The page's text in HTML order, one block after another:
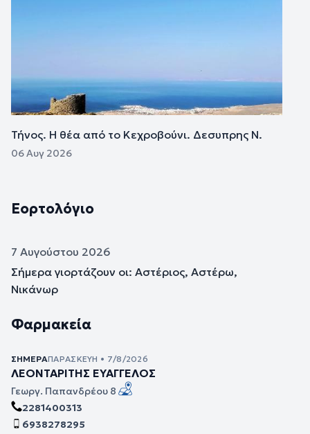
Τήνος. Η θέα από το Κεχροβούνι. Δεσυπρης Ν.
06 Αυγ 2026
Εορτολόγιο
7 Αυγούστου 2026
Σήμερα γιορτάζουν οι: Αστέριος, Αστέρω,
Νικάνωρ
Φαρμακεία
ΣΉΜΕΡΑΠΑΡΑΣΚΕΥΉ • 7/8/2026
ΛΕΟΝΤΑΡΙΤΗΣ ΕΥΑΓΓΕΛΟΣ
Γεωργ. Παπανδρέου 8
2281400313
6938278295